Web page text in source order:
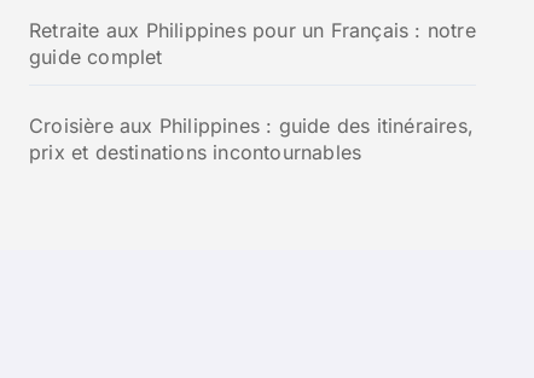
Retraite aux Philippines pour un Français : notre
guide complet
Croisière aux Philippines : guide des itinéraires,
prix et destinations incontournables